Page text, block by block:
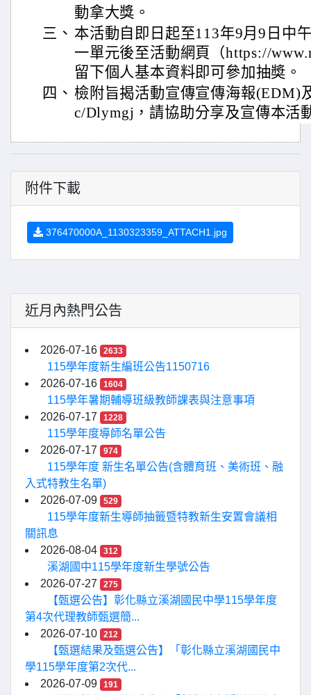
動拿大獎。
三、 本活動自即日起至113年9月9日中
一單元後至活動網頁（https://
留下個人基本資料即可參加抽奬。
四、 檢附旨揭活動宣傳宣傳海報(EDM)
c/Dlymgj，請協助分享及宣傳本活
附件下載
376470000A_1130323359_ATTACH1.jpg
近月內熱門公告
2026-07-16 2633
115學年度新生編班公告1150716
2026-07-16
1604
115學年暑期輔導班級教師課表與注意事項
2026-07-17
1228
115學年度導師名單公告
2026-07-17
974
115學年度 新生名單公告(含體育班、美術班、融
入式特教生名單)
2026-07-09
529
115學年度新生導師抽籤暨特教新生安置會議相
關訊息
2026-08-04
312
溪湖國中115學年度新生學號公告
2026-07-27
275
【甄選公告】彰化縣立溪湖國民中學115學年度
第4次代理教師甄選簡...
2026-07-10
212
【甄選結果及甄選公告】「彰化縣立溪湖國民中
學115學年度第2次代...
2026-07-09
191